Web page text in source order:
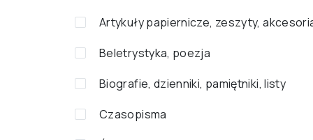
Artykuły papiernicze, zeszyty,
Beletrystyka, poezja
Biografie, dzienniki, pamiętniki, listy
Czasopisma